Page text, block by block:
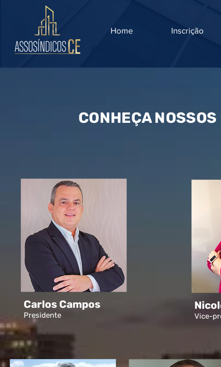
Home Inscrição
CONHEÇA
Carlos Campos
Presidente Vice-